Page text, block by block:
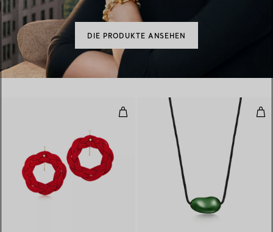
DIE PRODUKTE ANSEHEN
Circle Ohrhänger